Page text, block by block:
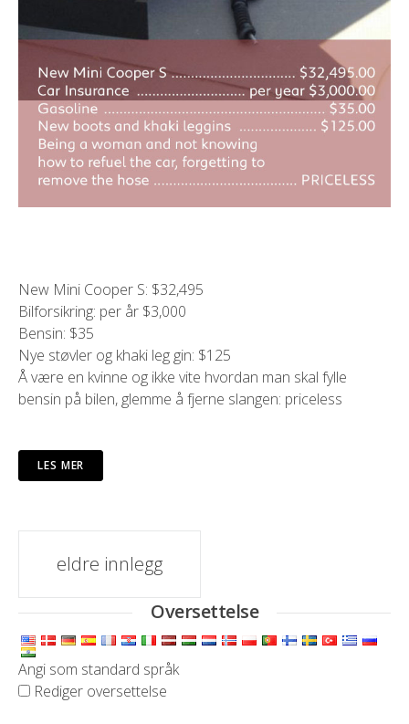
New Mini Cooper S: $32,495
Bilforsikring: per år $3,000
Bensin: $35
Nye støvler og khaki leg gin: $125
Å være en kvinne og ikke vite hvordan man skal fylle
bensin på bilen, glemme å fjerne slangen: priceless
LES MER
innlegg
navigasjon
eldre innlegg
Oversettelse
Angi som standard språk
Rediger oversettelse